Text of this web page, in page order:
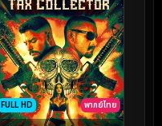
FULL HD พากย์ไทย